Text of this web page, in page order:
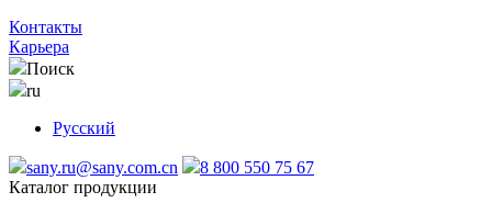
Контакты
Карьера
Поиск
ru
Русский
sany.ru@sany.com.cn
8 800 550 75 67
Каталог продукции